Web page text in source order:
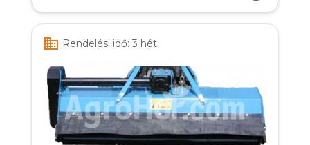
business Rendelési idő: 3 hét